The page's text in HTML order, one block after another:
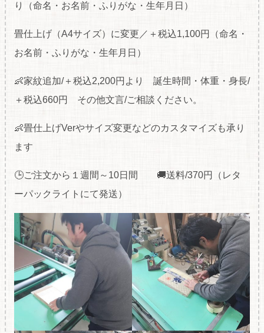
り（命名・お名前・ふりがな・生年月日）
畳仕上げ（A4サイズ）に変更／＋税込1,100円（命名・
お名前・ふりがな・生年月日）
👶家紋追加/＋税込2,200円より 誕生時間・体重・身長/
＋税込660円 その他文言/ご相談ください。
👶畳仕上げVerやサイズ変更などのカスタマイズも承り
ます
🕒ご注文から１週間～10日間 🚚送料/370円（レタ
ーパックライトにて発送）